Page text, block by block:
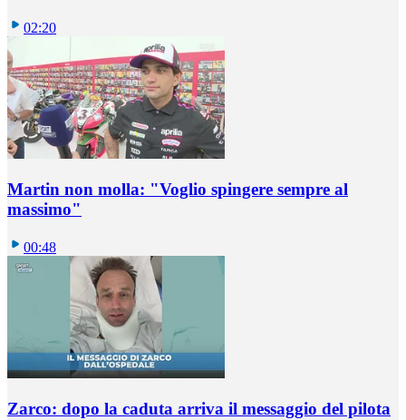
02:20
Martin non molla: "Voglio spingere sempre al
massimo"
00:48
Zarco: dopo la caduta arriva il messaggio del pilota